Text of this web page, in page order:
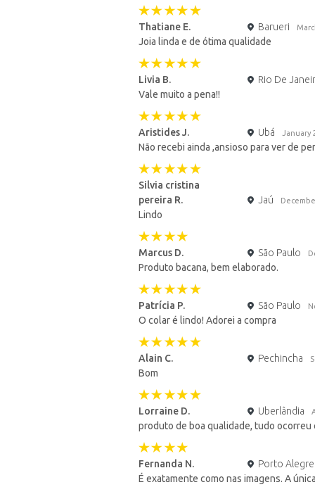
Thatiane E. Barueri
Joia linda e de ótima qualidade
Livia B.
Rio De
Vale muito a pena!!
Aristides J. Ubá January
Não recebi ainda ,ansioso para ver de
Silvia cristina
pereira R.
Jaú
Lindo
Marcus D. São Paulo
Produto bacana, bem elaborado.
Patrícia P. São Paulo
O colar é lindo! Adorei a compra
Alain C. Pechincha
Bom
Lorraine D. Uberlândia
produto de boa qualidade, tudo
Fernanda N.
Porto Alegre
É exatamente como nas imagens. A